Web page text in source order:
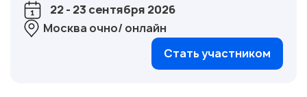
22 - 23 сентября 2026
Москва очно/ онлайн
Стать участником